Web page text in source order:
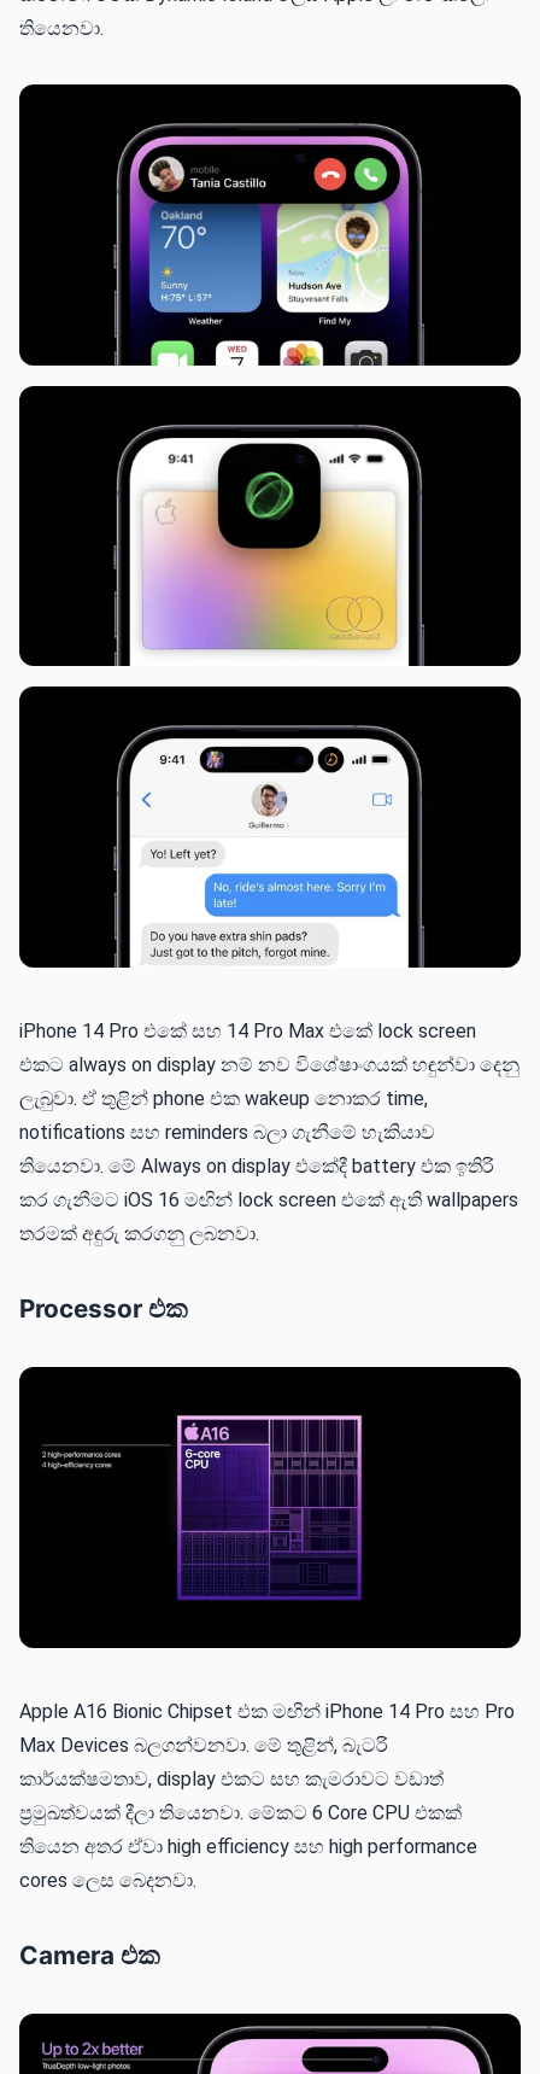
තියෙනවා.
iPhone 14 Pro එකේ සහ 14 Pro Max එකේ lock screen
එකට always on display නම් නව විශේෂාංගයක් හඳුන්වා දෙනු
ලැබුවා. ඒ තුළින් phone එක wakeup නොකර time,
notifications සහ reminders බලා ගැනීමේ හැකියාව
තියෙනවා. මේ Always on display එකේදී battery එක ඉතිරි
කර ගැනීමට iOS 16 මඟින් lock screen එකේ ඇති wallpapers
තරමක් අඳුරු කරගනු ලබනවා.
Processor එක
Apple A16 Bionic Chipset එක මඟින් iPhone 14 Pro සහ Pro
Max Devices බලගන්වනවා. මේ තුළින්, බැටරි
කාර්යක්ෂමතාව, display එකට සහ කැමරාවට වඩාත්
ප්‍රමුඛත්වයක් දීලා තියෙනවා. මේකට 6 Core CPU එකක්
තියෙන අතර ඒවා high efficiency සහ high performance
cores ලෙස බෙදනවා.
Camera එක